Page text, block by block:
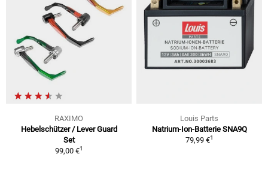
RAXIMO
Hebelschützer / Lever Guard
Set
99,00 €1
Louis Parts
Natrium-Ion-Batterie SNA9Q
79,99 €1